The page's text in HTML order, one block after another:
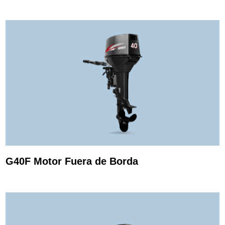
G40F Motor Fuera de Borda